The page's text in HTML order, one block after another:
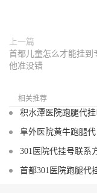
上一篇
首都儿童怎么才能挂到
他准没错
相关推荐
积水潭医院跑腿代
阜外医院黄牛跑腿
301医院代挂号联系
首都301医院跑腿代